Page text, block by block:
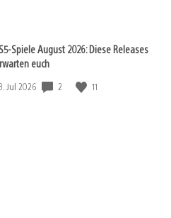
Spiele August 2026: Diese Releases
euch
Jul 2026 2 11